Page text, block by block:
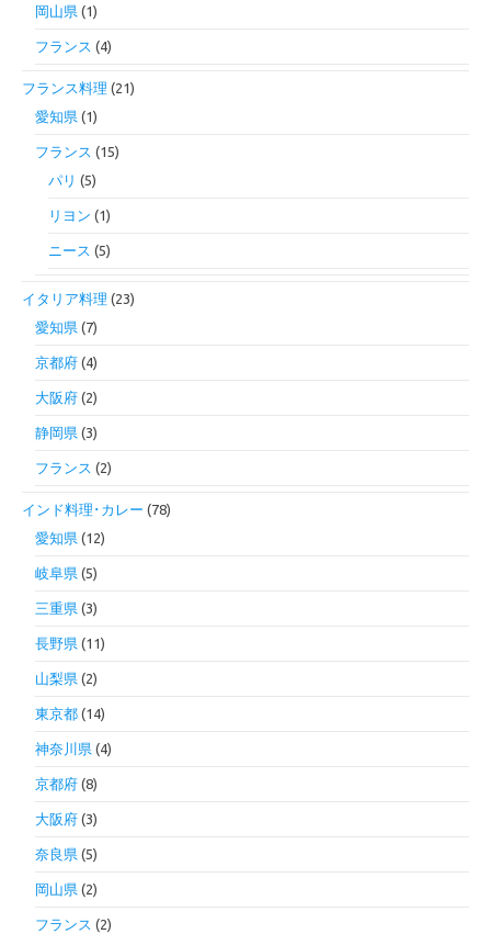
岡山県 (1)
フランス (4)
フランス料理 (21)
愛知県 (1)
フランス (15)
パリ (5)
リヨン (1)
ニース (5)
イタリア料理 (23)
愛知県 (7)
京都府 (4)
大阪府 (2)
静岡県 (3)
フランス (2)
インド料理･カレー (78)
愛知県 (12)
岐阜県 (5)
三重県 (3)
長野県 (11)
山梨県 (2)
東京都 (14)
神奈川県 (4)
京都府 (8)
大阪府 (3)
奈良県 (5)
岡山県 (2)
フランス (2)